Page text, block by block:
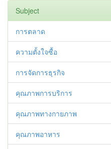
Subject
การตลาด
ความตั้งใจซื้อ
การจัดการธุรกิจ
คุณภาพการบริการ
คุณภาพทางกายภาพ
คุณภาพอาหาร